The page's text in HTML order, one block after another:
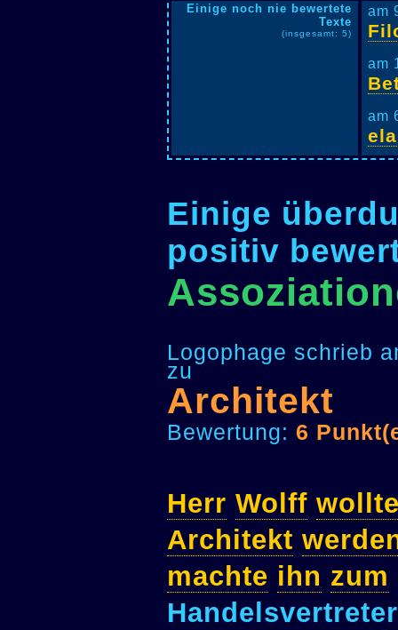
Einige noch nie bewertete
Texte
(insgesamt: 5)
am
am
am
Einige
positiv
Logophage schrieb
zu
Architekt
Bewertung: 6
Herr Wolff
Architekt
machte ihn zum